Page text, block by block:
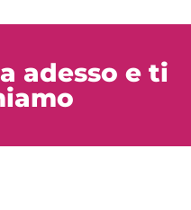
adesso e ti